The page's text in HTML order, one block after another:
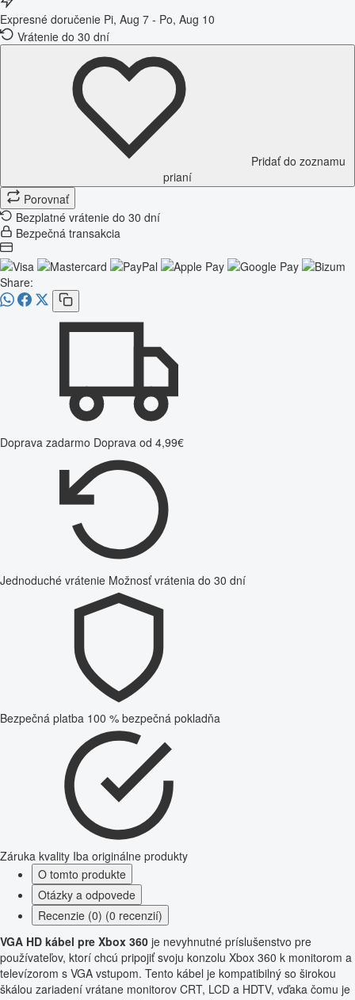
Expresné doručenie Pi, Aug 7 - Po, Aug 10
Vrátenie do 30 dní
Pridať do zoznamu
prianí
Porovnať
Bezplatné vrátenie do 30 dní
Bezpečná transakcia
Share:
Doprava zadarmo Doprava od 4,99€
Jednoduché vrátenie Možnosť vrátenia do 30 dní
Bezpečná platba 100 % bezpečná pokladňa
Záruka kvality Iba originálne produkty
O tomto produkte
Otázky a odpovede
Recenzie (0) (0 recenzií)
VGA HD kábel pre Xbox 360 je nevyhnutné príslušenstvo pre
používateľov, ktorí chcú pripojiť svoju konzolu Xbox 360 k monitorom a
televízorom s VGA vstupom. Tento kábel je kompatibilný so širokou
škálou zariadení vrátane monitorov CRT, LCD a HDTV, vďaka čomu je